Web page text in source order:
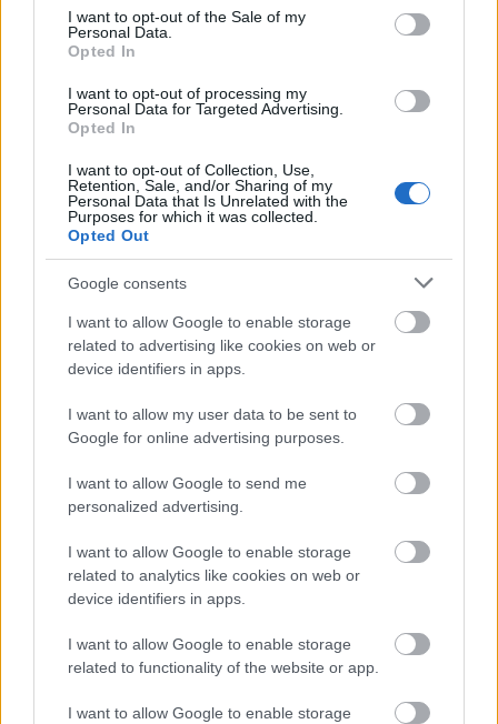
consent section.
I want to opt-out of the Sale of my
Personal Data.
Opted In
I want to opt-out of processing my
Personal Data for Targeted Advertising.
Opted In
I want to opt-out of Collection, Use,
Retention, Sale, and/or Sharing of my
Personal Data that Is Unrelated with the
Purposes for which it was collected.
Opted Out
Google consents
I want to allow Google to enable storage
related to advertising like cookies on web or
device identifiers in apps.
I want to allow my user data to be sent to
Google for online advertising purposes.
I want to allow Google to send me
personalized advertising.
I want to allow Google to enable storage
related to analytics like cookies on web or
device identifiers in apps.
I want to allow Google to enable storage
related to functionality of the website or app.
I want to allow Google to enable storage
AZ EMBERSÉG ÜNNEPE
VECSEI H. MIKLÓS A ZSÁMBÉKI NYÁRI
SZÍNHÁZRÓL
MUCSI ZOLTÁN VISSZATÉR – EGY ÉLETEM
https://kulturpart.hu/api/trackback/id/7832160
Kommentek:
minősülnek, értük aszolgáltatás technikaiüzemeltetője semmilyen felelősséget